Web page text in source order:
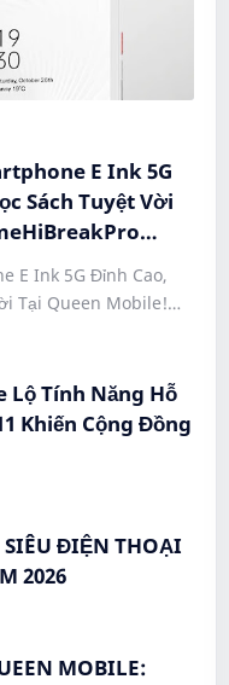
E Ink 5G
Sách Tuyệt Vời
E Ink 5G Đỉnh Cao,
Tại Queen Mobile!
Lộ Tính Năng Hỗ
Khiến Cộng Đồng
SIÊU ĐIỆN THOẠI
2026
MOBILE: